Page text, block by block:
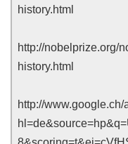
history.html
http://nobelprize.org/
history.html
http://